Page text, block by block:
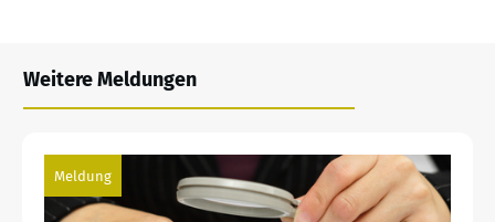
Weitere Meldungen
Meldung